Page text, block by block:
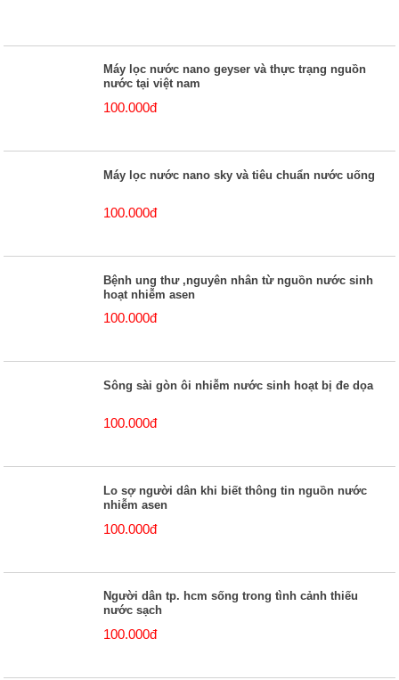
Máy lọc nước nano geyser và thực trạng nguồn
nước tại việt nam
100.000đ
Máy lọc nước nano sky và tiêu chuẩn nước uống
100.000đ
Bệnh ung thư ,nguyên nhân từ nguồn nước sinh
hoạt nhiễm asen
100.000đ
Sông sài gòn ôi nhiễm nước sinh hoạt bị đe dọa
100.000đ
Lo sợ người dân khi biết thông tin nguồn nước
nhiễm asen
100.000đ
Người dân tp. hcm sống trong tình cảnh thiếu
nước sạch
100.000đ